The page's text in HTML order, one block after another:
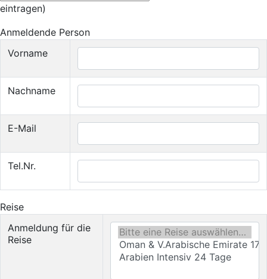
eintragen)
Anmeldende Person
Vorname
Nachname
E-Mail
Tel.Nr.
Reise
Anmeldung für die
Reise